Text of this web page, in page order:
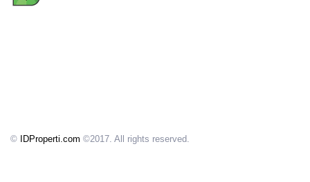
© IDProperti.com ©2017. All rights reserved.